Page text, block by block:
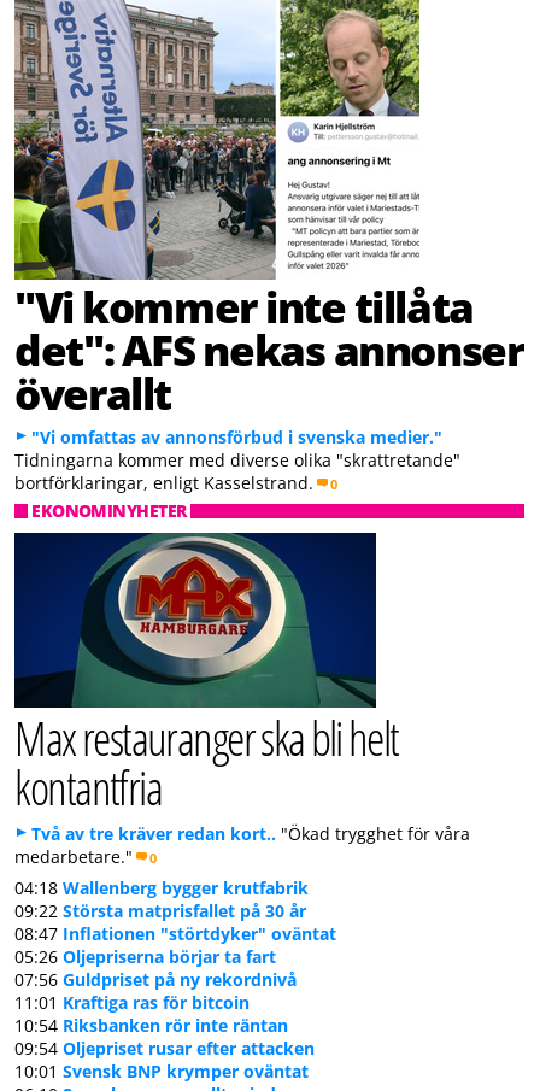
"Vi kommer inte tillåta
det": AFS nekas annonser
överallt
"Vi omfattas av annonsförbud i svenska medier."
Tidningarna kommer med diverse olika "skrattretande"
bortförklaringar, enligt Kasselstrand.
0
EKONOMINYHETER
Max restauranger ska bli helt
kontantfria
Två av tre kräver redan kort.. "Ökad trygghet för våra
medarbetare."
0
04:18 Wallenberg bygger krutfabrik
09:22 Största matprisfallet på 30 år
08:47 Inflationen "störtdyker" oväntat
05:26 Oljepriserna börjar ta fart
07:56 Guldpriset på ny rekordnivå
11:01 Kraftiga ras för bitcoin
10:54 Riksbanken rör inte räntan
09:54 Oljepriset rusar efter attacken
10:01 Svensk BNP krymper oväntat